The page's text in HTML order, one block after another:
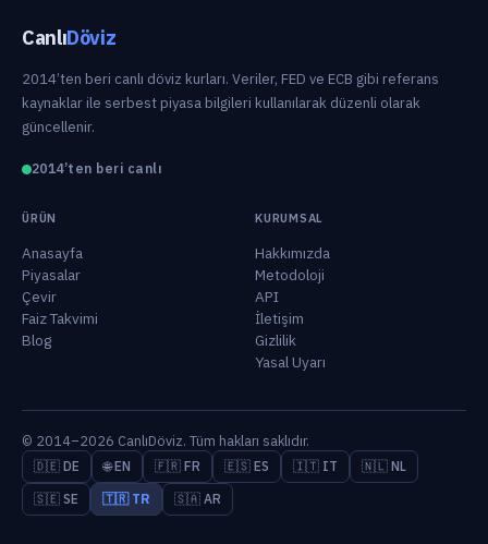
CanlıDöviz
2014’ten beri canlı döviz kurları. Veriler, FED ve ECB gibi referans
kaynaklar ile serbest piyasa bilgileri kullanılarak düzenli olarak
güncellenir.
2014’ten beri canlı
ÜRÜN
Anasayfa
Piyasalar
Çevir
Faiz Takvimi
Blog
KURUMSAL
Hakkımızda
Metodoloji
API
İletişim
Gizlilik
Yasal Uyarı
© 2014–2026 CanlıDöviz. Tüm hakları saklıdır.
🇩🇪 DE 🌐 EN 🇫🇷 FR 🇪🇸 ES 🇮🇹 IT
🇳🇱 NL
🇸🇪 SE
🇹🇷 TR 🇸🇦 AR